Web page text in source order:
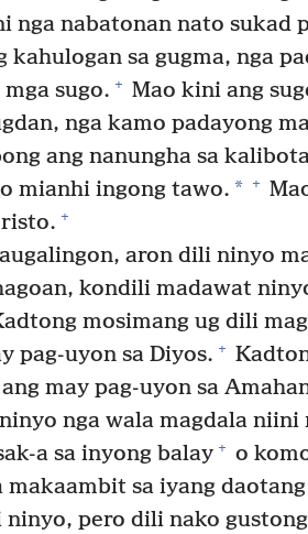
nga nabatonan nato sukad
kahulogan sa gugma, nga
sugo. + Mao kini ang
nga kamo padayong
ang nanungha sa
mianhi ingong tawo. * +
+
aron dili ninyo
kondili madawat
mosimang ug dili
pag-uyon sa Diyos. +
may pag-uyon sa
nga wala magdala niini
a sa inyong balay + o
sa iyang
ninyo, pero dili nako